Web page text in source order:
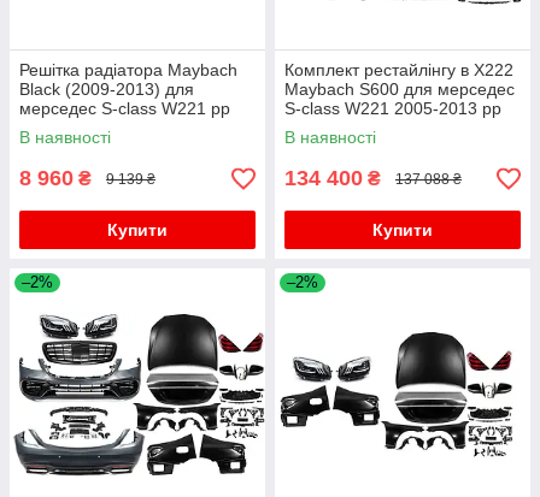
Решітка радіатора Maybach
Black (2009-2013) для
мерседес S-сlass W221 рр
В наявності
8 960 ₴ 9 139 ₴
Купити
Комплект рестайлінгу в X222
Maybach S600 для мерседес
S-сlass W221 2005-2013 рр
В наявності
134 400 ₴ 137 088 ₴
Купити
–2% –2%